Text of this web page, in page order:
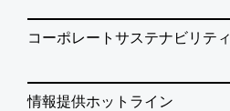
コーポレートサステナビリティ
情報提供ホットライン